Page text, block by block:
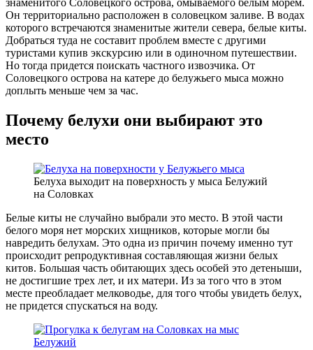
Он территориально расположен в соловецком заливе. В водах
которого встречаются знаменитые жители севера, белые киты.
Добраться туда не составит проблем вместе с другими
туристами купив экскурсию или в одиночном путешествии.
Но тогда придется поискать частного извозчика. От
Соловецкого острова на катере до белужьего мыса можно
доплыть меньше чем за час.
Почему белухи они выбирают это
место
Белуха выходит на поверхность у мыса Белужий
на Соловках
Белые киты не случайно выбрали это место. В этой части
белого моря нет морских хищников, которые могли бы
навредить белухам. Это одна из причин почему именно тут
происходит репродуктивная составляющая жизни белых
китов. Большая часть обитающих здесь особей это детеныши,
не достигшие трех лет, и их матери. Из за того что в этом
месте преобладает мелководье, для того чтобы увидеть белух,
не придется спускаться на воду.